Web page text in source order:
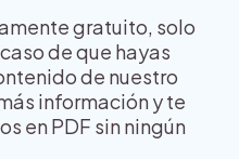
gratuito, solo
de que hayas
de nuestro
información y te
en PDF sin ningún